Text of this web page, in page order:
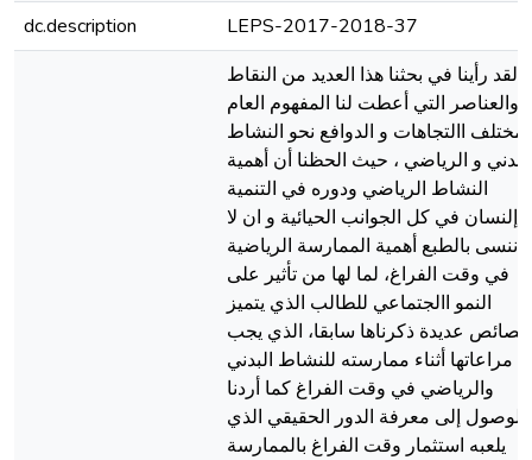
dc.description
LEPS-2017-2018-37
لقد رأينا في بحثنا هذا العديد من النقاط
والعناصر التي أعطت لنا المفهوم العام
لمختلف االتجاهات و الدوافع نحو النشاط
البدني و الرياضي ، حيث الحظنا أن أهمية
النشاط الرياضي ودوره في التنمية
اإلنسان في كل الجوانب الحيائية و ان لا
ننسى بالطبع أهمية الممارسة الرياضية
في وقت الفراغ، لما لها من تأثير على
النمو االجتماعي للطالب الذي يتميز
عديدة ذكرناها سابقا، الذي يجب
مراعاتها أثناء ممارسته للنشاط البدني
والرياضي في وقت الفراغ كما أردنا
الوصول إلى معرفة الدور الحقيقي الذي
يلعبه استثمار وقت الفراغ بالممارسة